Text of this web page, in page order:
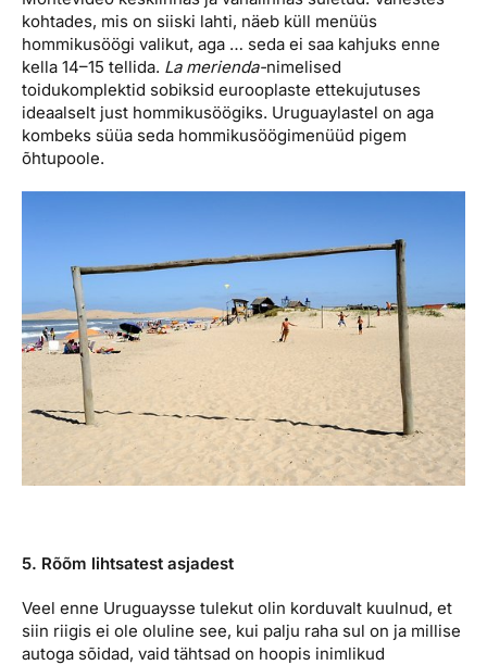
kohtades, mis on siiski lahti, näeb küll menüüs
hommikusöögi valikut, aga … seda ei saa kahjuks enne
kella 14–15 tellida. La merienda-nimelised
toidukomplektid sobiksid eurooplaste ettekujutuses
ideaalselt just hommikusöögiks. Uruguaylastel on aga
kombeks süüa seda hommikusöögimenüüd pigem
õhtupoole.
5. Rõõm lihtsatest asjadest
Veel enne Uruguaysse tulekut olin korduvalt kuulnud, et
siin riigis ei ole oluline see, kui palju raha sul on ja millise
autoga sõidad, vaid tähtsad on hoopis inimlikud